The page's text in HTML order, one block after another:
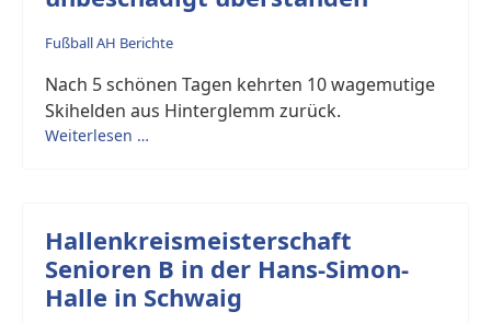
Fußball AH Berichte
Nach 5 schönen Tagen kehrten 10 wagemutige
Skihelden aus Hinterglemm zurück.
Weiterlesen …
Hallenkreismeisterschaft
Senioren B in der Hans-Simon-
Halle in Schwaig